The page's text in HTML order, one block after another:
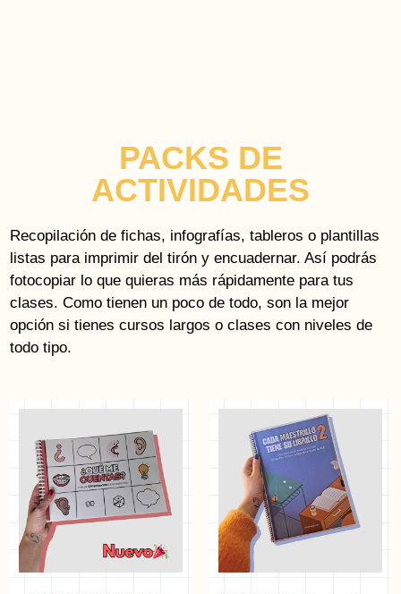
PACKS DE
ACTIVIDADES
Recopilación de fichas, infografías, tableros o plantillas
listas para imprimir del tirón y encuadernar. Así podrás
fotocopiar lo que quieras más rápidamente para tus
clases. Como tienen un poco de todo, son la mejor
opción si tienes cursos largos o clases con niveles de
todo tipo.